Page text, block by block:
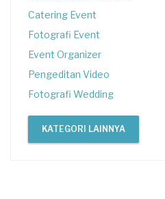
Catering Event
Fotografi Event
Event Organizer
Pengeditan Video
Fotografi Wedding
KATEGORI LAINNYA